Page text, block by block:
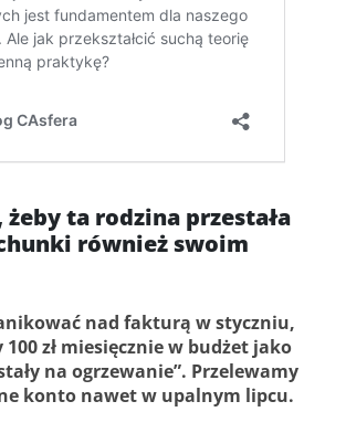
żeby ta rodzina przestała
również swoim
nad fakturą w styczniu,
zł miesięcznie w budżet jako
na ogrzewanie”. Przelewamy
konto nawet w upalnym lipcu.